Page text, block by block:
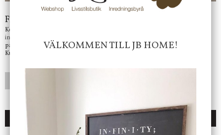
Frågor?
Kontakta oss på
info@jbhome.se
på mail så fort vi kan.
Kundtjänst telefontid öppet vardagar mellan 10.00 - 15.00
DU KANSKE OCKSÅ ÄR INTRESSERAD AV
VÄLKOMMEN TILL JB HOME!